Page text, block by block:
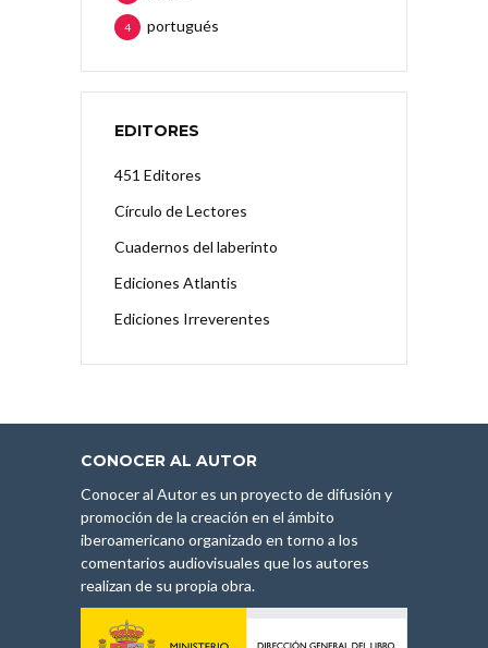
portugués
4
EDITORES
451 Editores
Círculo de Lectores
Cuadernos del laberinto
Ediciones Atlantis
Ediciones Irreverentes
CONOCER AL AUTOR
Conocer al Autor es un proyecto de difusión y
promoción de la creación en el ámbito
iberoamericano organizado en torno a los
comentarios audiovisuales que los autores
realizan de su propia obra.